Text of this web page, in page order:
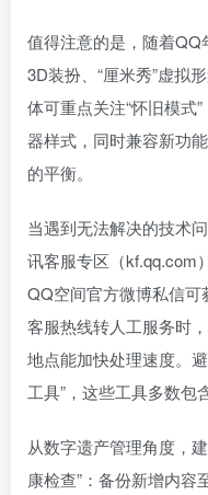
值得注意的是，随着QQ
3D装扮、“厘米秀”虚拟
体可重点关注“怀旧模式
器样式，同时兼容新功
的平衡。
当遇到无法解决的技术
讯客服专区（kf.qq.com
QQ空间官方微博私信可
客服热线转人工服务时
地点能加快处理速度。
工具”，这些工具多数包
从数字遗产管理角度，
康检查”：备份新增内容